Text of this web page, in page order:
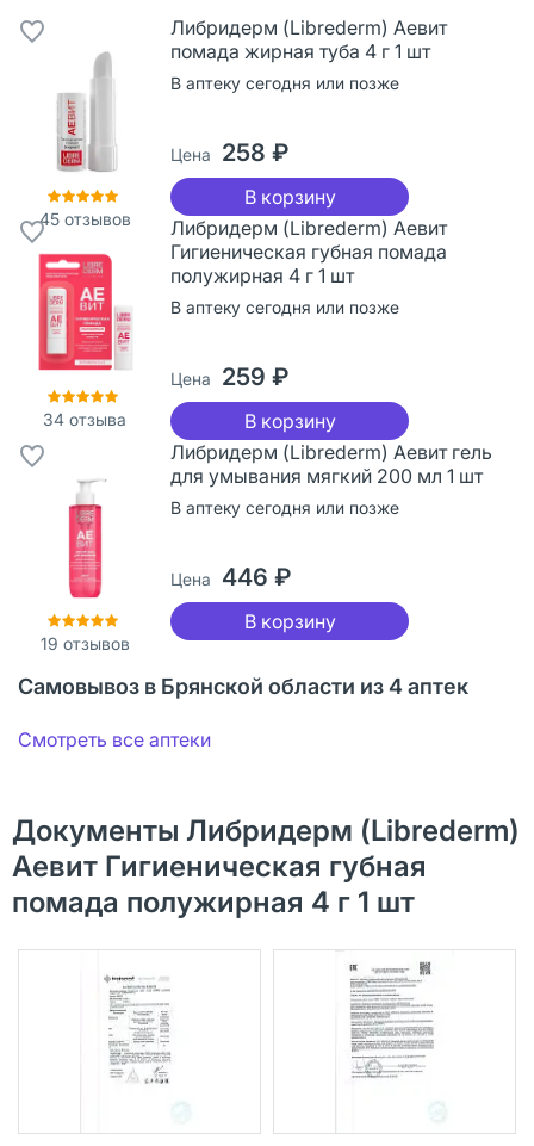
45отзывов
Либридерм (Librederm) Аевит
помада жирная туба 4 г 1 шт
В аптеку сегодня или позже
Цена 258 ₽
В корзину
34 отзыва
Либридерм (Librederm) Аевит
Гигиеническая губная помада
полужирная 4 г 1 шт
В аптеку сегодня или позже
Цена 259 ₽
В корзину
19 отзывов
Либридерм (Librederm) Аевит гель
для умывания мягкий 200 мл 1 шт
В аптеку сегодня или позже
Цена 446 ₽
В корзину
Самовывоз в Брянской области из 4 аптек
Смотреть все аптеки
Документы Либридерм (Librederm)
Аевит Гигиеническая губная
помада полужирная 4 г 1 шт